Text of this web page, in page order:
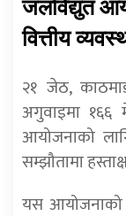
जलविद्युत
वित्तीय
२१ जेठ,
अगुवाइमा १६६
आयोजनाको
सम्झौतामा
यस आयोजनाको